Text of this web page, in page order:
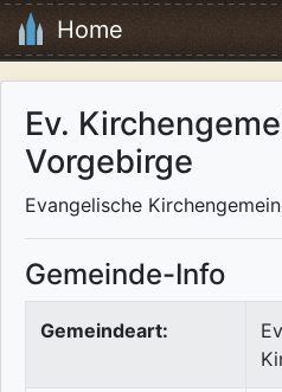
Home
Ev.
Vorgebirge
Evangelische
Gemeinde-Info
Gemeindeart: